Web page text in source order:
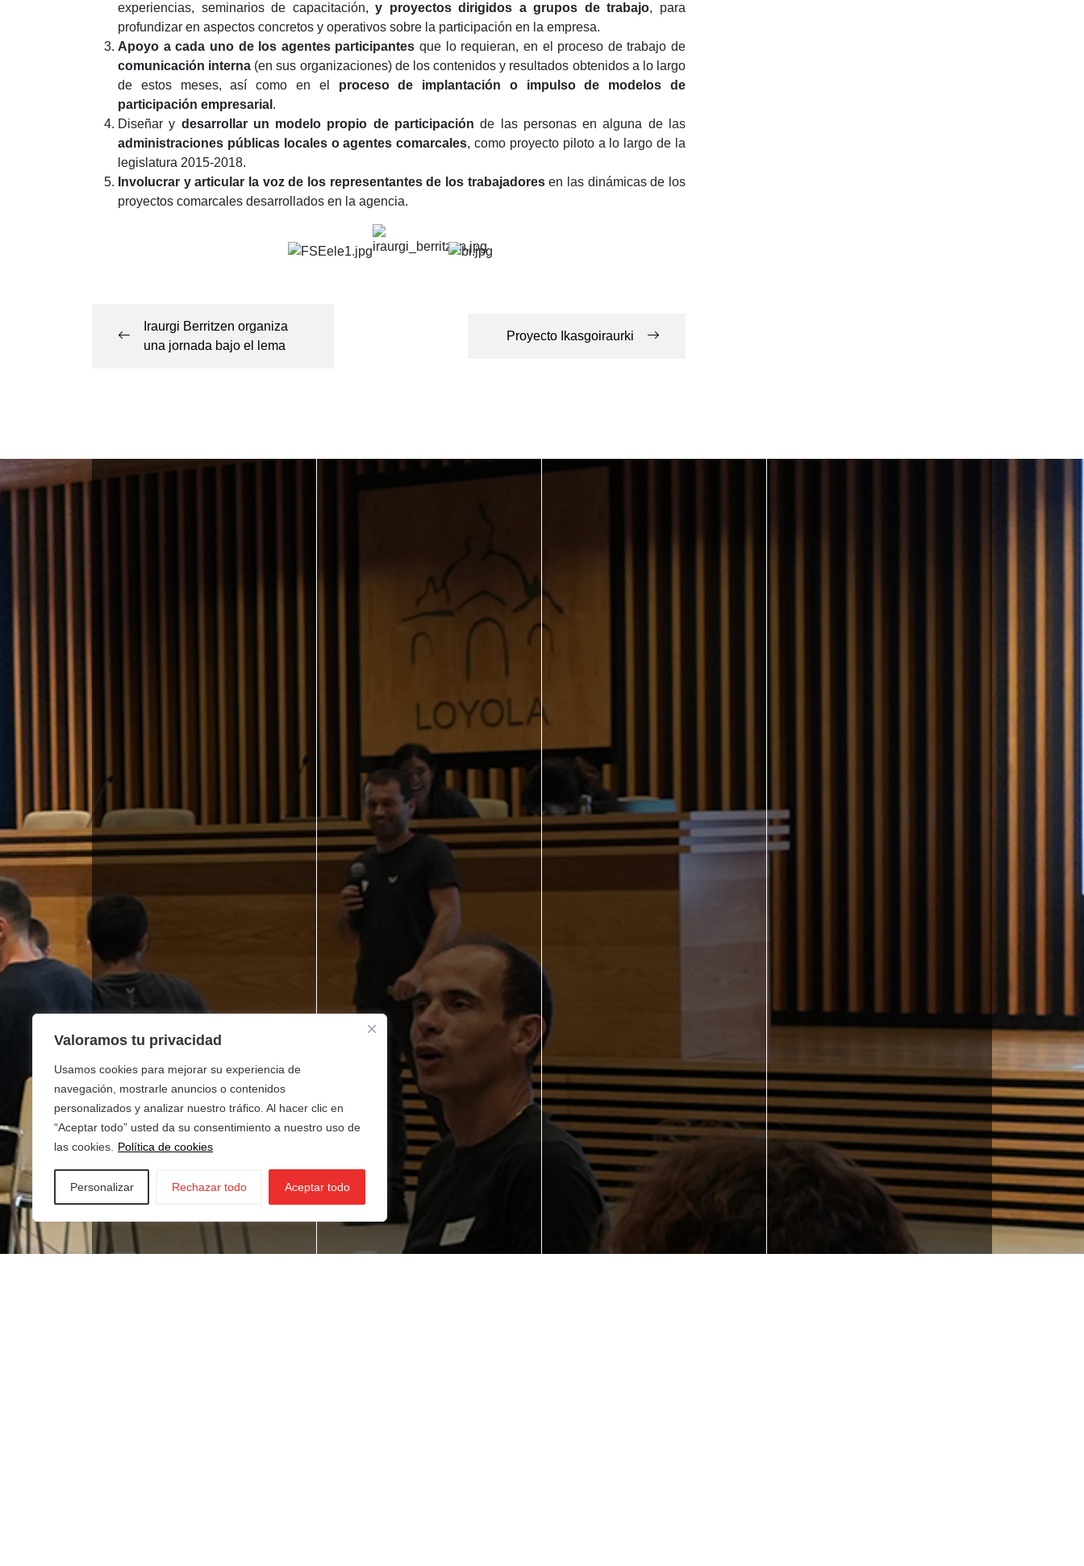
Valoramos tu privacidad
Usamos cookies para mejorar su experiencia de
navegación, mostrarle anuncios o contenidos
personalizados y analizar nuestro tráfico. Al hacer clic en
“Aceptar todo” usted da su consentimiento a nuestro uso de
las cookies.
Política de cookies
Personalizar Rechazar todo Aceptar todo
experiencias, seminarios de capacitación,y proyectos dirigidos a grupos de trabajo, para
profundizar en aspectos concretos y operativos sobre la participación en la empresa.
Apoyo a cada uno de los agentes participantes que lo requieran, en el proceso de trabajo de
comunicación interna (en sus organizaciones) de los contenidos y resultados obtenidos a lo largo
de estos meses, así como en el proceso de implantación o impulso de modelos de
participación empresarial .
Diseñar y desarrollar un modelo propio de participación de las personas en alguna de las
administraciones públicas locales o agentes comarcales, como proyecto piloto a lo largo de la
legislatura 2015-2018.
Involucrar y articular la voz de los representantes de los trabajadoresen las dinámicas de los
proyectos comarcales desarrollados en la agencia.
entradas
Iraurgi Berritzen organiza
una jornada bajo el lema
Proyecto Ikasgoiraurki